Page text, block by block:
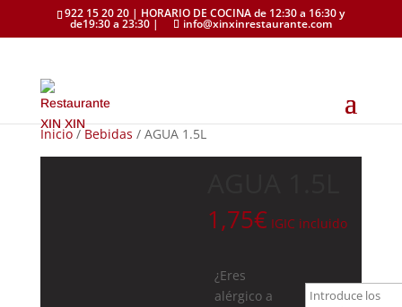
922 15 20 20 | HORARIO DE COCINA de 12:30 a 16:30 y
de19:30 a 23:30 | info@xinxinrestaurante.com
Inicio/Bebidas / AGUA 1.5L
1,75€ IGIC incluido
¿Eres
alérgico a